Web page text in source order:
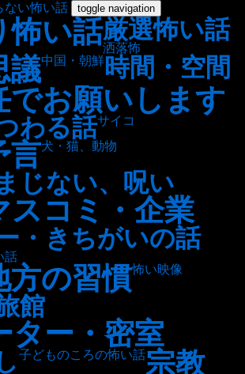
ない怖い話 toggle navigation
怖い話厳選怖い話
洒落怖
議中国・朝鮮 時間・空間
でお願いします
わる話サイコ
言犬・猫、動物
じない、呪い
スコミ・企業
・きちがいの話
話
方の習慣怖い映像
館
ター・密室
子どものころの怖い話宗教